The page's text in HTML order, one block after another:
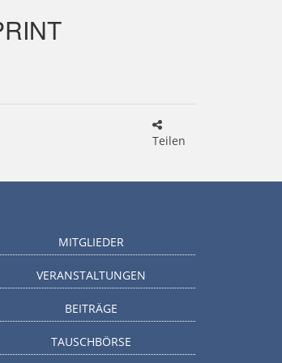
Teilen
MITGLIEDER
VERANSTALTUNGEN
BEITRÄGE
TAUSCHBÖRSE